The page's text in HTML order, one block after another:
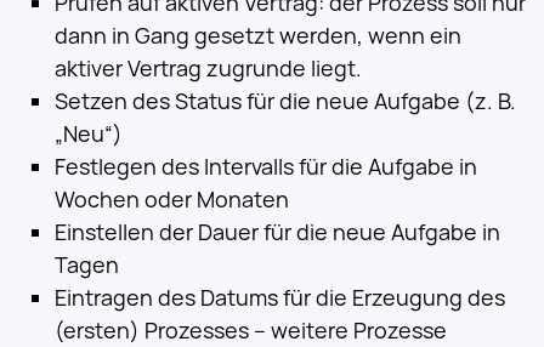
dann in Gang gesetzt werden, wenn ein
aktiver Vertrag zugrunde liegt.
Setzen des Status für die neue Aufgabe (z. B.
„Neu“)
Festlegen des Intervalls für die Aufgabe in
Wochen oder Monaten
Einstellen der Dauer für die neue Aufgabe in
Tagen
Eintragen des Datums für die Erzeugung des
(ersten) Prozesses – weitere Prozesse